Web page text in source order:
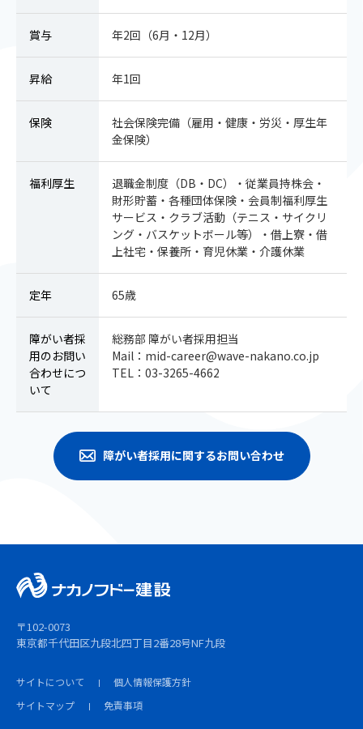
賞与 年2回（6月・12月）
昇給 年1回
保険
社会保険完備（雇用・健康・労災・厚生年
金保険）
福利厚生
退職金制度（DB・DC）・従業員持株会・
財形貯蓄・各種団体保険・会員制福利厚生
サービス・クラブ活動（テニス・サイクリ
ング・バスケットボール等）・借上寮・借
上社宅・保養所・育児休業・介護休業
定年 65歳
障がい者採
用のお問い
合わせにつ
いて
総務部 障がい者採用担当
Mail： mid-career@wave-nakano.co.jp
TEL： 03-3265-4662
障がい者採用に関するお問い合わせ
〒102-0073
東京都千代田区九段北四丁目2番28号NF九段
サイトについて
個人情報保護方針
サイトマップ
免責事項